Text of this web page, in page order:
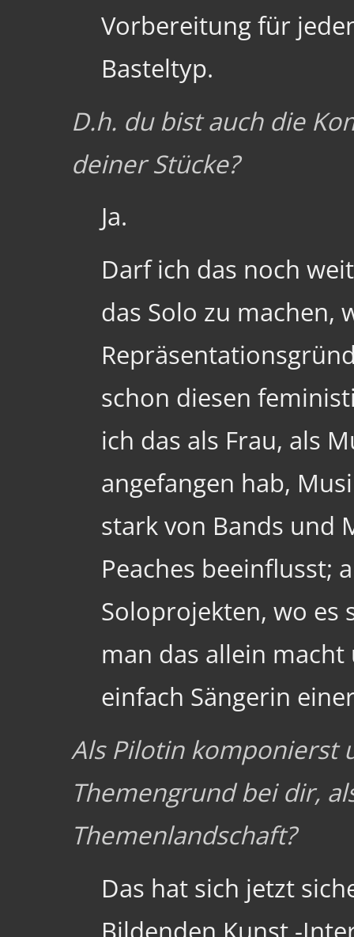
Vorbereitung für
Basteltyp.
D.h. du bist auch die
deiner Stücke?
Ja.
Darf ich das noch
das Solo zu machen,
schon diesen
ich das als Frau, als
angefangen hab,
stark von Bands und
Peaches beeinflusst;
Soloprojekten, wo es
man das allein
einfach Sängerin
Als Pilotin komponierst
Themengrund bei dir,
Themenlandschaft?
Das hat sich jetzt